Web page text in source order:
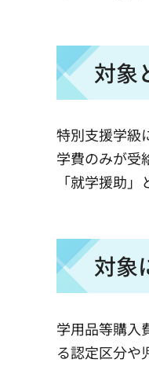
対象
特別支援学級
学費のみが受
「就学援助
対象
学用品等購入
る認定区分や